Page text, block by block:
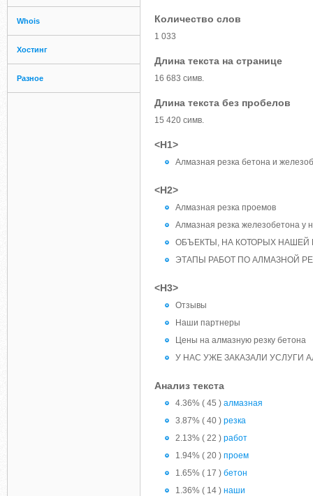
Whois
Хостинг
Разное
Количество слов
1 033
Длина текста на странице
16 683 симв.
Длина текста без пробелов
15 420 симв.
<H1>
Алмазная резка бетона и
<H2>
Алмазная резка проемов
Алмазная резка железобетона у
ОБЪЕКТЫ, НА КОТОРЫХ
ЭТАПЫ РАБОТ ПО АЛМАЗНОЙ
<H3>
Отзывы
Наши партнеры
Цены на алмазную резку бетона
У НАС УЖЕ ЗАКАЗАЛИ УСЛУГИ
Анализ текста
4.36% ( 45 ) алмазная
3.87% ( 40 ) резка
2.13% ( 22 ) работ
1.94% ( 20 ) проем
1.65% ( 17 ) бетон
1.36% ( 14 ) наши